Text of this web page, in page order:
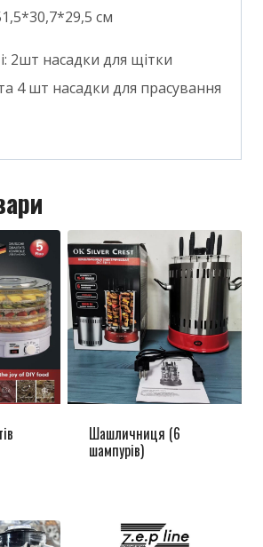
см
2шт насадки для щітки
4 шт насадки для прасування
Шашличниця (6
шампурів)